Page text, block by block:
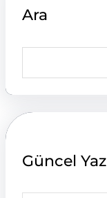
Ara
a
h
Güncel